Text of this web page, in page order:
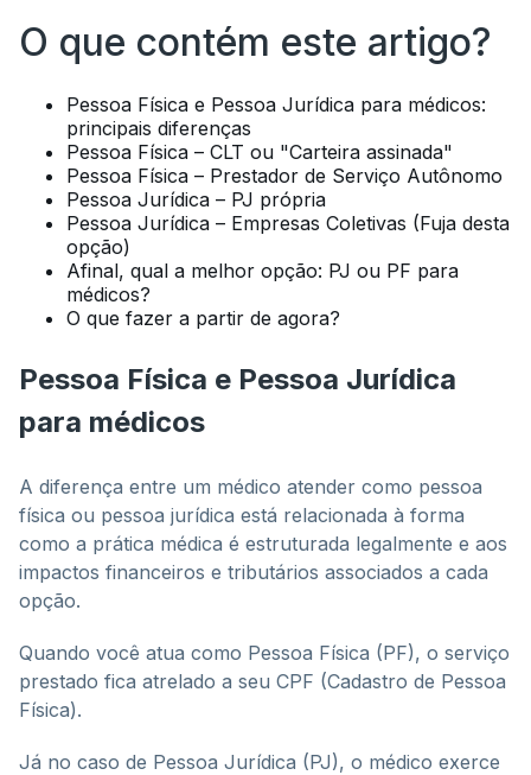
O que contém este artigo?
Pessoa Física e Pessoa Jurídica para médicos:
principais diferenças
Pessoa Física – CLT ou "Carteira assinada"
Pessoa Física – Prestador de Serviço Autônomo
Pessoa Jurídica – PJ própria
Pessoa Jurídica – Empresas Coletivas (Fuja desta
opção)
Afinal, qual a melhor opção: PJ ou PF para
médicos?
O que fazer a partir de agora?
Pessoa Física e Pessoa Jurídica
para médicos
A diferença entre um médico atender como pessoa
física ou pessoa jurídica está relacionada à forma
como a prática médica é estruturada legalmente e aos
impactos financeiros e tributários associados a cada
opção.
Quando você atua como Pessoa Física (PF), o serviço
prestado fica atrelado a seu CPF (Cadastro de Pessoa
Física).
Já no caso de Pessoa Jurídica (PJ), o médico exerce